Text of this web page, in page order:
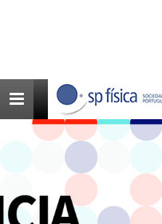
Toggle
navigation